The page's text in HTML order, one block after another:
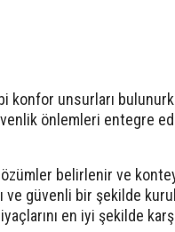
konfor unsurları
önlemleri entegre
belirlenir ve
ve güvenli bir şekilde
en iyi şekilde